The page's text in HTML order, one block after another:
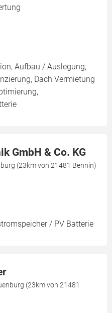
Aufbau / Auslegung,
Dach Vermietung
GmbH & Co. KG
(23km von 21481 Bennin)
/ PV Batterie
(23km von 21481